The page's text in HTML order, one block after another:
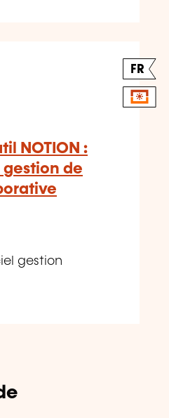
FR
NOTION :
gestion de
gestion